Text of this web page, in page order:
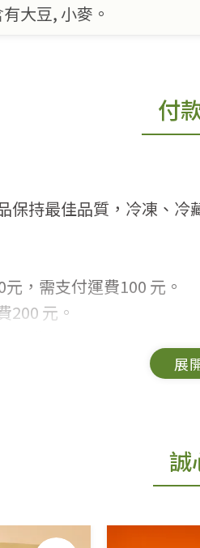
大豆, 小麥。
付
保持最佳品質，冷凍、
，需支付運費100 元。
200 元。
適用七天鑑賞期商品」情
誠